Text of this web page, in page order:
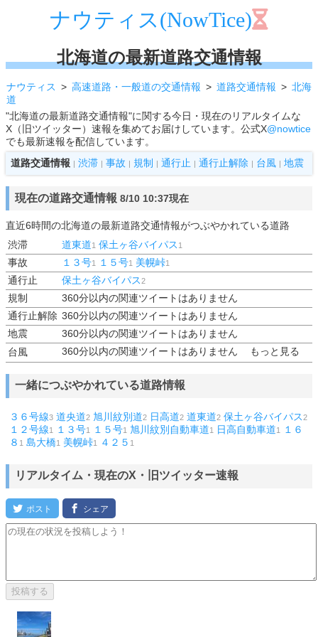
ナウティス(NowTice)
北海道の最新道路交通情報
ナウティス 高速道路・一般道の交通情報 道路交通情報
北海
道
"北海道の最新道路交通情報"に関する今日・現在のリアルタイムな
X（旧ツイッター）速報を集めてお届けしています。公式X@nowtice
でも最新速報を配信しています。
道路交通情報
渋滞 事故 規制 通行止 通行止解除 台風 地震
現在の道路交通情報 8/10 10:37現在
直近6時間の北海道の最新道路交通情報がつぶやかれている道路
渋滞
道東道1 保土ヶ谷バイパス 1
事故 １３号1 １５号1 美幌峠1
通行止 保土ヶ谷バイパス2
規制
360分以内の関連ツイートはありません
通行止解除 360分以内の関連ツイートはありません
地震
360分以内の関連ツイートはありません
台風
もっと見る
360分以内の関連ツイートはありません
一緒につぶやかれている道路情報
３６号線3 道央道2 旭川紋別道2 日高道2 道東道2 保土ヶ谷バイパス2
１２号線1 １３号1 １５号1 旭川紋別自動車道1 日高自動車道1
１６
８ 1 島大橋1 美幌峠1 ４２５ 1
リアルタイム・現在のX・旧ツイッター速報